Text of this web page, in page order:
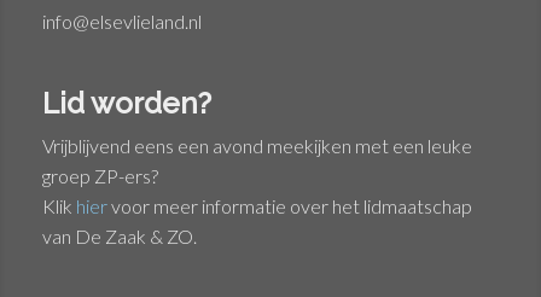
info@elsevlieland.nl
Lid worden?
Vrijblijvend eens een avond meekijken met een leuke
groep ZP-ers?
Klik hiervoor meer informatie over het lidmaatschap
van De Zaak & ZO.